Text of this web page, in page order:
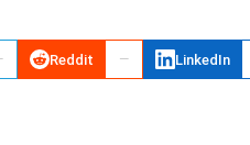
Reddit LinkedIn